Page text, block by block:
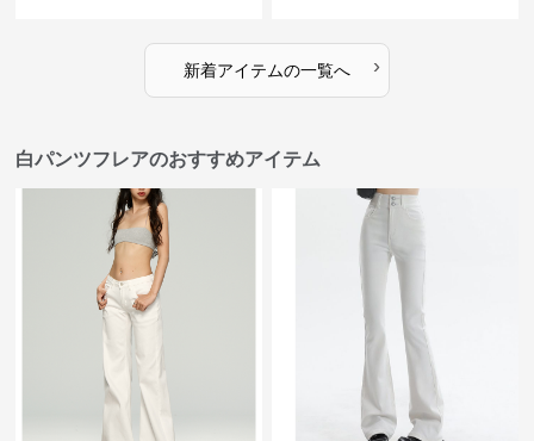
新着アイテムの一覧へ ›
白パンツフレアのおすすめアイテム